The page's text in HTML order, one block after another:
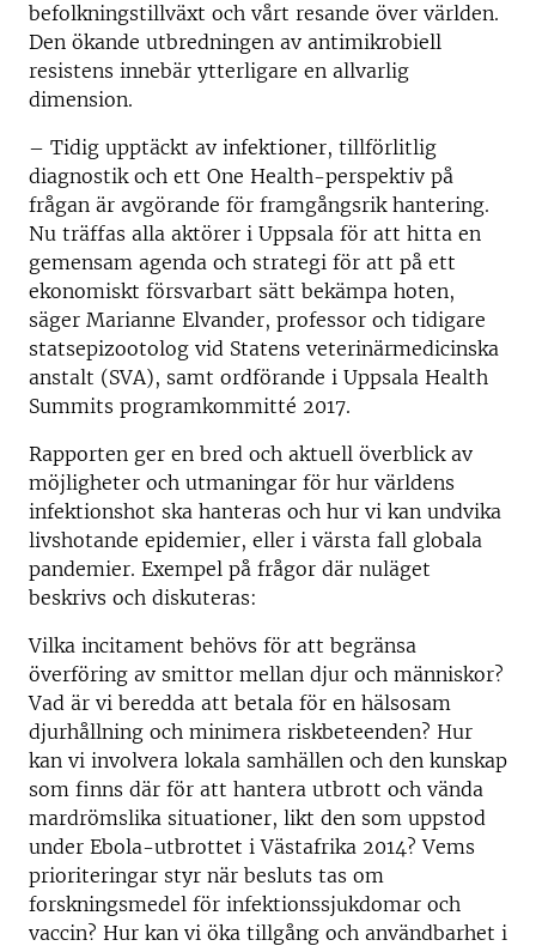
befolkningstillväxt och vårt resande över världen.
Den ökande utbredningen av antimikrobiell
resistens innebär ytterligare en allvarlig
dimension.
– Tidig upptäckt av infektioner, tillförlitlig
diagnostik och ett One Health-perspektiv på
frågan är avgörande för framgångsrik hantering.
Nu träffas alla aktörer i Uppsala för att hitta en
gemensam agenda och strategi för att på ett
ekonomiskt försvarbart sätt bekämpa hoten,
säger Marianne Elvander, professor och tidigare
statsepizootolog vid Statens veterinärmedicinska
anstalt (SVA), samt ordförande i Uppsala Health
Summits programkommitté 2017.
Rapporten ger en bred och aktuell överblick av
möjligheter och utmaningar för hur världens
infektionshot ska hanteras och hur vi kan undvika
livshotande epidemier, eller i värsta fall globala
pandemier. Exempel på frågor där nuläget
beskrivs och diskuteras:
Vilka incitament behövs för att begränsa
överföring av smittor mellan djur och människor?
Vad är vi beredda att betala för en hälsosam
djurhållning och minimera riskbeteenden? Hur
kan vi involvera lokala samhällen och den kunskap
som finns där för att hantera utbrott och vända
mardrömslika situationer, likt den som uppstod
under Ebola-utbrottet i Västafrika 2014? Vems
prioriteringar styr när besluts tas om
forskningsmedel för infektionssjukdomar och
vaccin? Hur kan vi öka tillgång och användbarhet i